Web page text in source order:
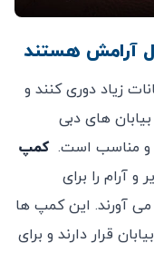
آرامش هستند
زیاد دوری کنند و
های دبی
و مناسب است.کمپ
و آرام را برای
‌آورند. این کمپ ‌ها
قرار دارند و برای